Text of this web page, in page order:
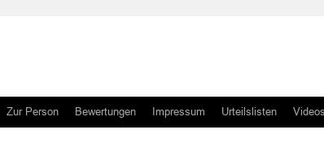
Zur Person Bewertungen Impressum Urteilslisten Videos